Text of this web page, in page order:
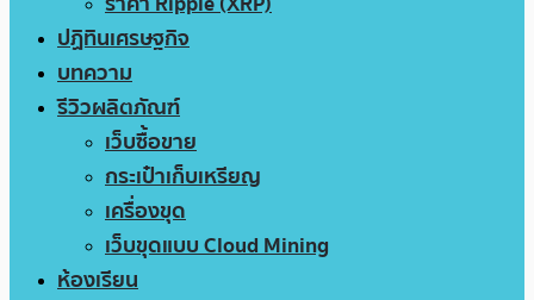
ปฏิทินเศรษฐกิจ
บทความ
รีวิวผลิตภัณฑ์
เว็บซื้อขาย
กระเป๋าเก็บเหรียญ
เครื่องขุด
เว็บขุดแบบ Cloud Mining
ห้องเรียน